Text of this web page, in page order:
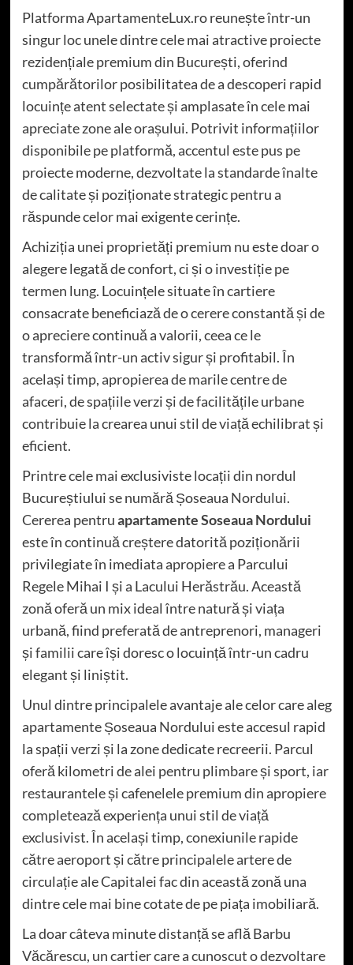
Platforma ApartamenteLux.ro reunește într-un
singur loc unele dintre cele mai atractive proiecte
rezidențiale premium din București, oferind
cumpărătorilor posibilitatea de a descoperi rapid
locuințe atent selectate și amplasate în cele mai
apreciate zone ale orașului. Potrivit informațiilor
disponibile pe platformă, accentul este pus pe
proiecte moderne, dezvoltate la standarde înalte
de calitate și poziționate strategic pentru a
răspunde celor mai exigente cerințe.
Achiziția unei proprietăți premium nu este doar o
alegere legată de confort, ci și o investiție pe
termen lung. Locuințele situate în cartiere
consacrate beneficiază de o cerere constantă și de
o apreciere continuă a valorii, ceea ce le
transformă într-un activ sigur și profitabil. În
același timp, apropierea de marile centre de
afaceri, de spațiile verzi și de facilitățile urbane
contribuie la crearea unui stil de viață echilibrat și
eficient.
Printre cele mai exclusiviste locații din nordul
Bucureștiului se numără Șoseaua Nordului.
Cererea pentruapartamente Soseaua Nordului
este în continuă creștere datorită poziționării
privilegiate în imediata apropiere a Parcului
Regele Mihai I și a Lacului Herăstrău. Această
zonă oferă un mix ideal între natură și viața
urbană, fiind preferată de antreprenori, manageri
și familii care își doresc o locuință într-un cadru
elegant și liniștit.
Unul dintre principalele avantaje ale celor care aleg
apartamente Șoseaua Nordului este accesul rapid
la spații verzi și la zone dedicate recreerii. Parcul
oferă kilometri de alei pentru plimbare și sport, iar
restaurantele și cafenelele premium din apropiere
completează experiența unui stil de viață
exclusivist. În același timp, conexiunile rapide
către aeroport și către principalele artere de
circulație ale Capitalei fac din această zonă una
dintre cele mai bine cotate de pe piața imobiliară.
La doar câteva minute distanță se află Barbu
Văcărescu, un cartier care a cunoscut o dezvoltare